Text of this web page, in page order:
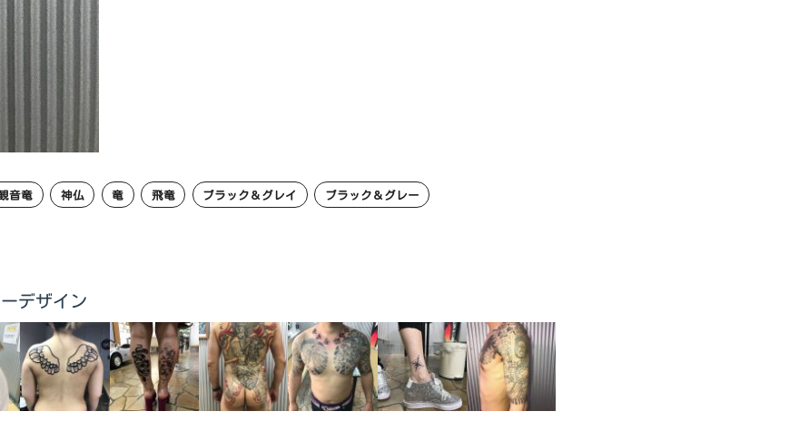
音竜 神仏 竜 飛竜 ブラック＆グレイ
ブラック＆グレー
デザイン